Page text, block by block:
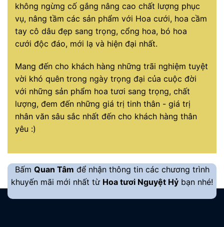
không ngừng cố gắng nâng cao chất lượng phục
vụ, nâng tầm các sản phẩm với Hoa cưới, hoa cầm
tay cô dâu đẹp sang trọng, cổng hoa, bó hoa
cưới độc đáo, mới lạ và hiện đại nhất.
Mang đến cho khách hàng những trãi nghiệm tuyệt
vời khó quên trong ngày trọng đại của cuộc đời
với những sản phẩm hoa tươi sang trọng, chất
lượng, đem đến những giá trị tinh thân - giá trị
nhân văn sâu sắc nhất đến cho khách hàng thân
yêu :)
Bấm Quan Tâm để nhận thông tin các chương trình
khuyến mãi mới nhất từ Hoa tươi Nguyệt Hỷ bạn nhé!